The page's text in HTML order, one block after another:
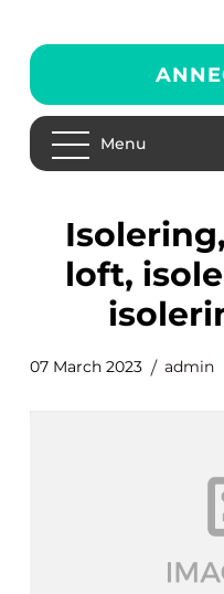
Menu
isolering, isolering af
loft,
07 March 2023 admin